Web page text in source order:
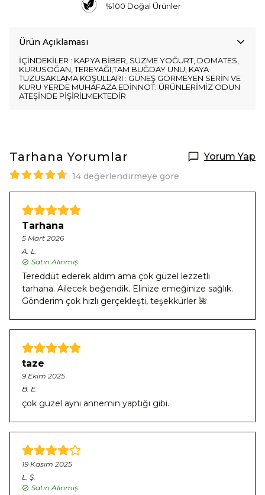
%100 Doğal Ürünler
Ürün Açıklaması
İÇİNDEKİLER : KAPYA BİBER, SÜZME YOĞURT, DOMATES,
KURUSOĞAN, TEREYAĞI,TAM BUĞDAY UNU, KAYA
TUZUSAKLAMA KOŞULLARI : GÜNEŞ GÖRMEYEN SERİN VE
KURU YERDE MUHAFAZA EDİNNOT: ÜRÜNLERİMİZ ODUN
ATEŞİNDE PİŞİRİLMEKTEDİR
Tarhana Yorumlar Yorum Yap
14 değerlendirmeye göre
Tarhana
5 Mart 2026
A. L.
Satın Alınmış
Tereddüt ederek aldım ama çok güzel lezzetli
tarhana. Ailecek beğendik. Elinize emeğinize sağlık.
Gönderim çok hızlı gerçekleşti, teşekkürler 🌺
taze
9 Ekim 2025
B. E.
çok güzel aynı annemin yaptığı gibi.
19 Kasım 2025
L. Ş.
Satın Alınmış